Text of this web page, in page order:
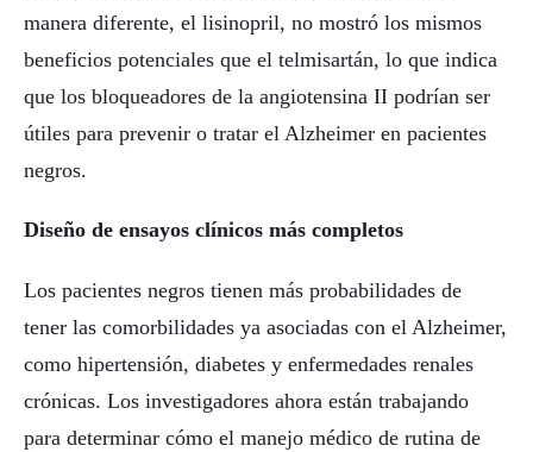
manera diferente, el lisinopril, no mostró los mismos
beneficios potenciales que el telmisartán, lo que indica
que los bloqueadores de la angiotensina II podrían ser
útiles para prevenir o tratar el Alzheimer en pacientes
negros.
Diseño de ensayos clínicos más completos
Los pacientes negros tienen más probabilidades de
tener las comorbilidades ya asociadas con el Alzheimer,
como hipertensión, diabetes y enfermedades renales
crónicas. Los investigadores ahora están trabajando
para determinar cómo el manejo médico de rutina de